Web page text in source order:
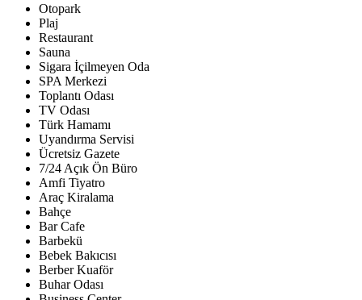
Otopark
Plaj
Restaurant
Sauna
Sigara İçilmeyen Oda
SPA Merkezi
Toplantı Odası
TV Odası
Türk Hamamı
Uyandırma Servisi
Ücretsiz Gazete
7/24 Açık Ön Büro
Amfi Tiyatro
Araç Kiralama
Bahçe
Bar Cafe
Barbekü
Bebek Bakıcısı
Berber Kuaför
Buhar Odası